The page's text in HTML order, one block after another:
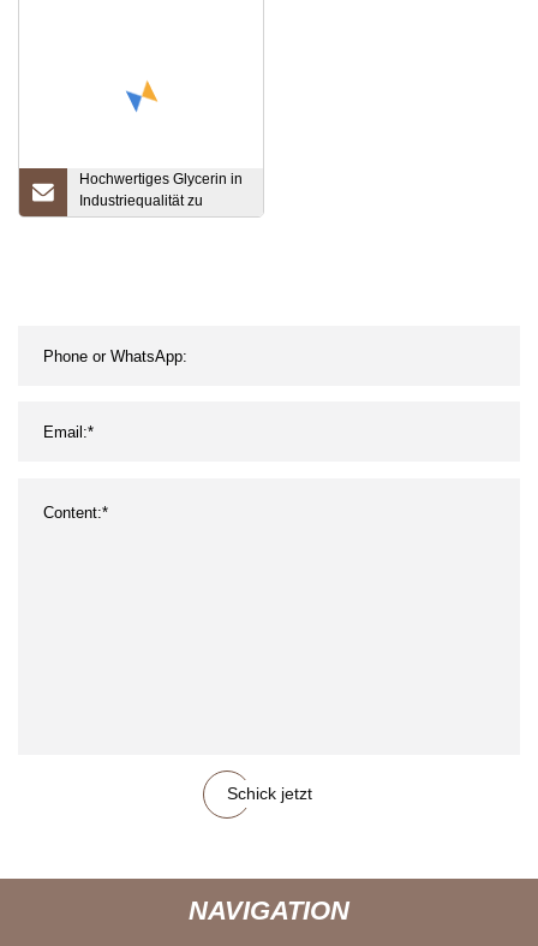
Hochwertiges Glycerin in
Industriequalität zu
niedrigem Preis
Schick jetzt
NAVIGATION